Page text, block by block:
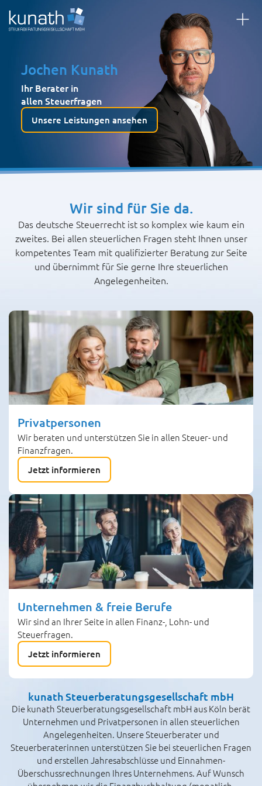
Jochen Kunath
Ihr Berater in
allen Steuerfragen
Unsere Leistungen ansehen
Wir sind für Sie da.
Das deutsche Steuerrecht ist so komplex wie kaum ein
zweites. Bei allen steuerlichen Fragen steht Ihnen unser
kompetentes Team mit qualifizierter Beratung zur Seite
und übernimmt für Sie gerne Ihre steuerlichen
Angelegenheiten.
Privatpersonen
Wir beraten und unterstützen Sie in allen Steuer- und
Finanzfragen.
Jetzt informieren
Unternehmen & freie Berufe
Wir sind an Ihrer Seite in allen Finanz-, Lohn- und
Steuerfragen.
Jetzt informieren
kunath Steuerberatungsgesellschaft mbH
Die kunath Steuerberatungsgesellschaft mbH aus Köln berät
Unternehmen und Privatpersonen in allen steuerlichen
Angelegenheiten. Unsere Steuerberater und
Steuerberaterinnen unterstützen Sie bei steuerlichen Fragen
und erstellen Jahresabschlüsse und Einnahmen-
Überschussrechnungen Ihres Unternehmens. Auf Wunsch